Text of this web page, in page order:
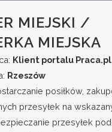
MIEJSKI /
MIEJSKA
Klient portalu Praca.pl
Rzeszów
posiłków,
przesyłek na
przesyłek